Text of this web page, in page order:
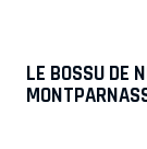
LE BOSSU DE